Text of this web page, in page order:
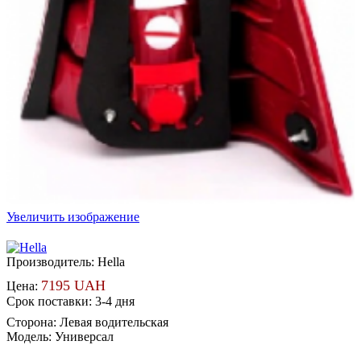
Увеличить изображение
Производитель: Hella
Цена: 7195 UAH
Срок поставки: 3-4 дня
Сторона: Левая водительская
Модель: Универсал